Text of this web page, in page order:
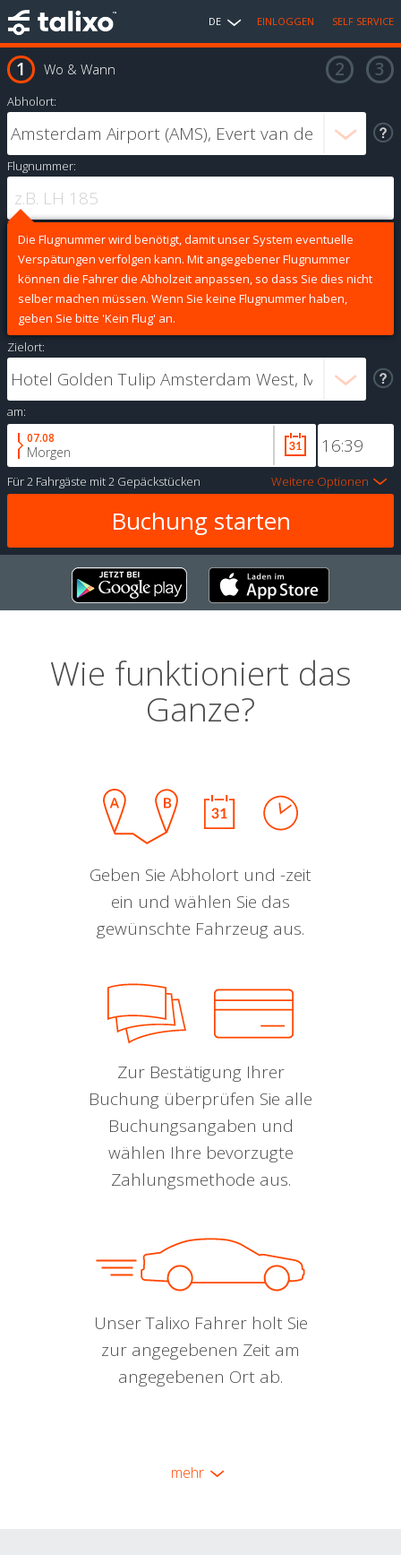
DE EINLOGGEN SELF SERVICE
Wo & Wann
Abholort:
Flugnummer:
Die Flugnummer wird benötigt, damit unser System eventuelle
Verspätungen verfolgen kann. Mit angegebener Flugnummer
können die Fahrer die Abholzeit anpassen, so dass Sie dies nicht
selber machen müssen. Wenn Sie keine Flugnummer haben,
geben Sie bitte 'Kein Flug' an.
Zielort:
am:
07.08
Morgen
Für2 Fahrgäste mit2 Gepäckstücken Weitere Optionen
Wie funktioniert das
Ganze?
Geben Sie Abholort und -zeit
ein und wählen Sie das
gewünschte Fahrzeug aus.
Zur Bestätigung Ihrer
Buchung überprüfen Sie alle
Buchungsangaben und
wählen Ihre bevorzugte
Zahlungsmethode aus.
Unser Talixo Fahrer holt Sie
zur angegebenen Zeit am
angegebenen Ort ab.
mehr